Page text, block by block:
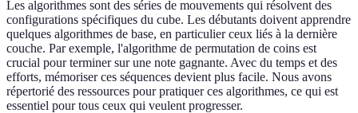
Les algorithmes sont des séries de mouvements qui résolvent des
configurations spécifiques du cube. Les débutants doivent apprendre
quelques algorithmes de base, en particulier ceux liés à la dernière
couche. Par exemple, l'algorithme de permutation de coins est
crucial pour terminer sur une note gagnante. Avec du temps et des
efforts, mémoriser ces séquences devient plus facile. Nous avons
répertorié des ressources pour pratiquer ces algorithmes, ce qui est
essentiel pour tous ceux qui veulent progresser.